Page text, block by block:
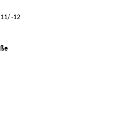
11/ -12